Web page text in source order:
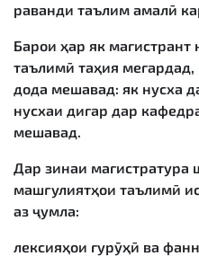
раванди таълим амалӣ
Барои ҳар як
таълимӣ таҳия мегардад,
дода мешавад: як нусха
нусхаи дигар дар
мешавад.
Дар зинаи магистратура
машғулиятҳои таълимӣ
аз ҷумла:
лексияҳои гурӯҳӣ ва